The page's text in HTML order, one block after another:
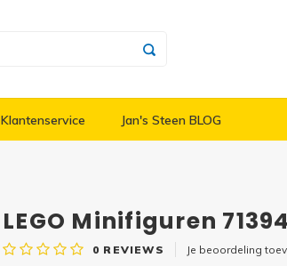
Klantenservice Jan's Steen BLOG
LEGO Minifiguren
0 REVIEWS Je beoordeling